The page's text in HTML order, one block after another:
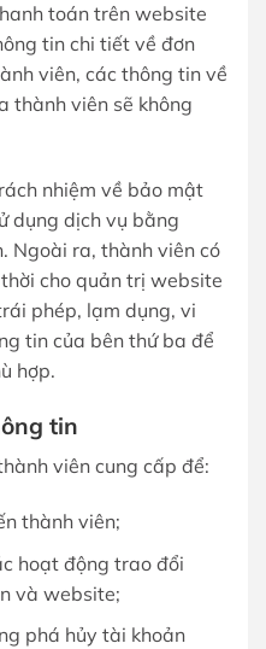
toán trên website
tin chi tiết về đơn
viên, các thông tin về
thành viên sẽ không
nhiệm về bảo mật
dụng dịch vụ bằng
Ngoài ra, thành viên có
cho quản trị website
phép, lạm dụng, vi
tin của bên thứ ba để
hợp.
tin
viên cung cấp để:
thành viên;
hoạt động trao đổi
và website;
phá hủy tài khoản